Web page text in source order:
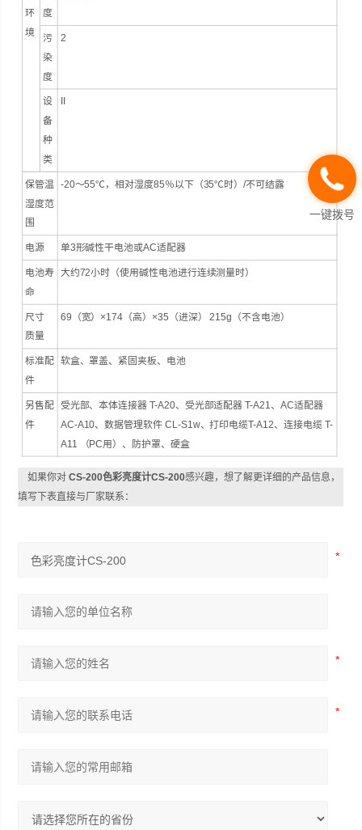
环
境
度
污
染
度
2
设
备
种
类
保管温
湿度范
围
-20～55℃，相对湿度85％以下（35℃时）/不可结露
电源 单3形碱性干电池或AC适配器
电池寿
命
大约72小时（使用碱性电池进行连续测量时）
尺寸
质量
69（宽）×174（高）×35（进深） 215g（不含电池）
标准配
件
软盒、罩盖、紧固夹板、电池
另售配
件
受光部、本体连接器 T-A20、受光部适配器 T-A21、AC适配器
AC-A10、数据管理软件 CL-S1w、打印电缆T-A12、连接电缆 T-
A11 （PC用）、防护罩、硬盒
如果你对CS-200色彩亮度计CS-200感兴趣，想了解更详细的产品信息，
填写下表直接与厂家联系：
一键拨号